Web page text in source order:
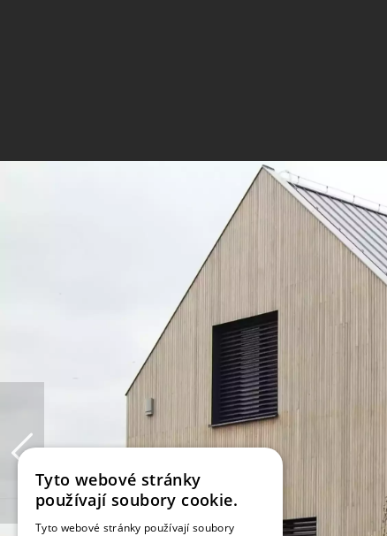
Tyto webové stránky
používají soubory cookie.
Tyto webové stránky používají soubory